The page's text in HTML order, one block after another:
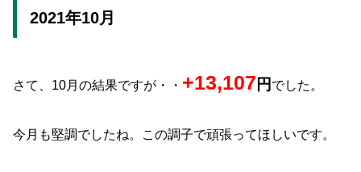
2021年10月
さて、10月の結果ですが・・ +13,107 円 でした。
今月も堅調でしたね。この調子で頑張ってほしいです。